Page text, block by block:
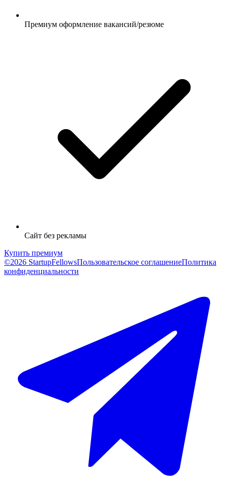
Премиум оформление вакансий/резюме
Сайт без рекламы
Купить премиум
©2026 StartupFellowsПользовательское соглашениеПолитика
конфиденциальности